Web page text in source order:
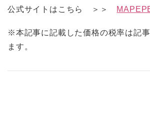
公式サイトはこちら ＞＞
※本記事に記載した価格の税率は記
ます。